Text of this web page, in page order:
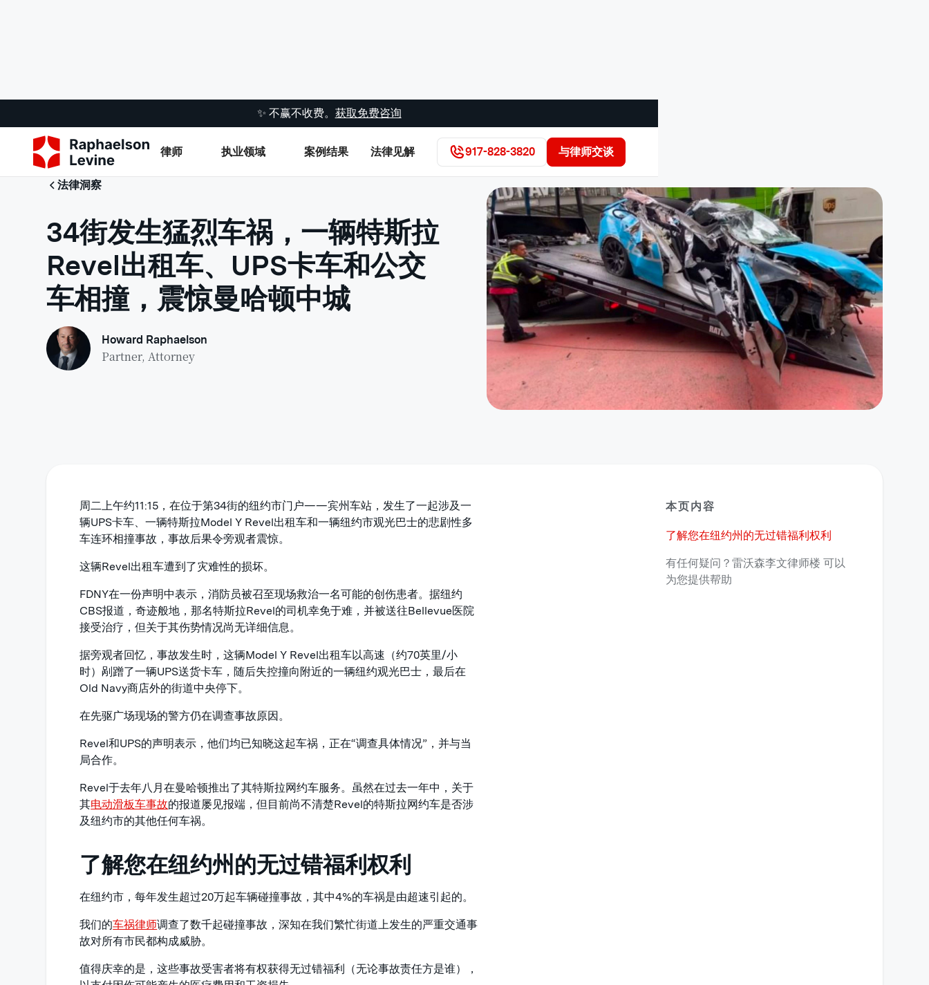
✨ 不赢不收费。 获取免费咨询
律师 执业领域 案例结果 法律见解 917-828-3820 与律师交谈
法律洞察
34街发生猛烈车祸，一辆特斯拉
Revel出租车、UPS卡车和公交
车相撞，震惊曼哈顿中城
Howard Raphaelson
Partner, Attorney
周二上午约11:15，在位于第34街的纽约市门户——宾州车站，发生了一起涉及一
辆UPS卡车、一辆特斯拉Model Y Revel出租车和一辆纽约市观光巴士的悲剧性多
车连环相撞事故，事故后果令旁观者震惊。
这辆Revel出租车遭到了灾难性的损坏。
FDNY在一份声明中表示，消防员被召至现场救治一名可能的创伤患者。据纽约
CBS报道，奇迹般地，那名特斯拉Revel的司机幸免于难，并被送往Bellevue医院
接受治疗，但关于其伤势情况尚无详细信息。
据旁观者回忆，事故发生时，这辆Model Y Revel出租车以高速（约70英里/小
时）剐蹭了一辆UPS送货卡车，随后失控撞向附近的一辆纽约观光巴士，最后在
Old Navy商店外的街道中央停下。
在先驱广场现场的警方仍在调查事故原因。
Revel和UPS的声明表示，他们均已知晓这起车祸，正在“调查具体情况”，并与当
局合作。
Revel于去年八月在曼哈顿推出了其特斯拉网约车服务。虽然在过去一年中，关于
其电动滑板车事故的报道屡见报端，但目前尚不清楚Revel的特斯拉网约车是否涉
及纽约市的其他任何车祸。
了解您在纽约州的无过错福利权利
在纽约市，每年发生超过20万起车辆碰撞事故，其中4%的车祸是由超速引起的。
我们的车祸律师调查了数千起碰撞事故，深知在我们繁忙街道上发生的严重交通事
故对所有市民都构成威胁。
值得庆幸的是，这些事故受害者将有权获得无过错福利（无论事故责任方是谁），
本页内容
了解您在纽约州的无过错福利权利
有任何疑问？雷沃森李文律师楼 可以
为您提供帮助